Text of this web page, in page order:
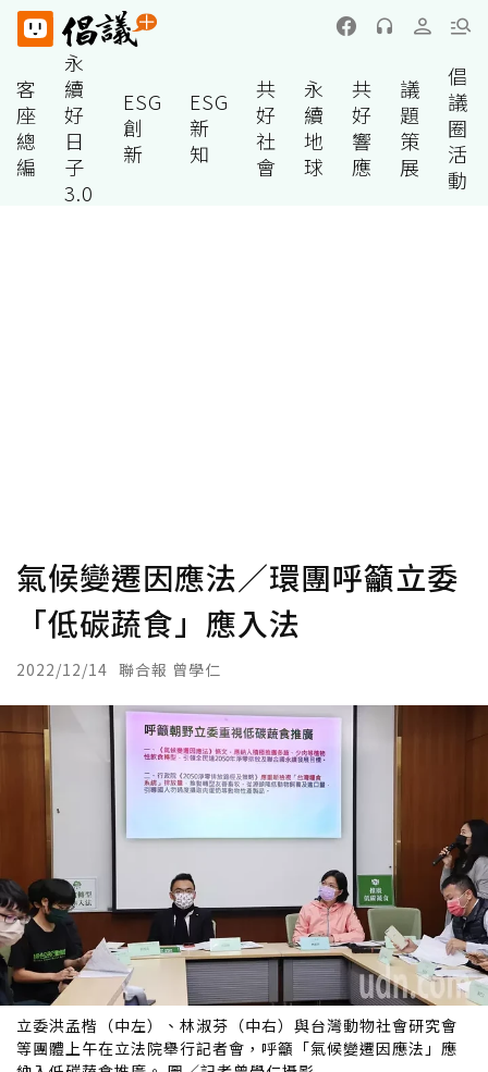
客
座
總
編
永
續
好
日
子
3.0
ESG
創
新
ESG
新
知
共
好
社
會
永
續
地
球
共
好
響
應
議
題
策
展
倡
議
圈
活
動
氣候變遷因應法／環團呼籲立委
「低碳蔬食」應入法
2022/12/14 聯合報 曾學仁
立委洪孟楷（中左）、林淑芬（中右）與台灣動物社會研究會
等團體上午在立法院舉行記者會，呼籲「氣候變遷因應法」應